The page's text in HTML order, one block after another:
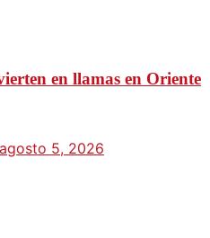
en llamas en Oriente
agosto 5, 2026